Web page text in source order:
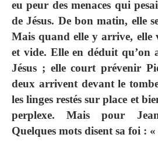
eu peur des menaces qui
de Jésus. De bon matin, elle
Mais quand elle y arrive, elle
et vide. Elle en déduit qu’on
Jésus ; elle court prévenir
deux arrivent devant le
les linges restés sur place et
perplexe. Mais pour
Quelques mots disent sa foi :